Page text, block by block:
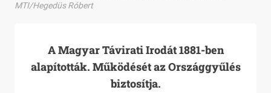
MTI/Hegedüs Róbert
A Magyar Távirati Irodát 1881-ben
alapították. Működését az Országgyűlés
biztosítja.